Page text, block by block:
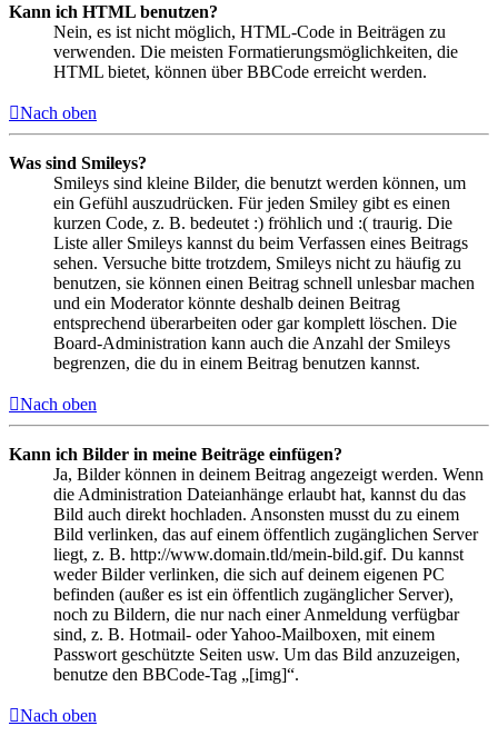
Kann ich HTML benutzen?
Nein, es ist nicht möglich, HTML-Code in Beiträgen zu
verwenden. Die meisten Formatierungsmöglichkeiten, die
HTML bietet, können über BBCode erreicht werden.
Nach oben
Was sind Smileys?
Smileys sind kleine Bilder, die benutzt werden können, um
ein Gefühl auszudrücken. Für jeden Smiley gibt es einen
kurzen Code, z. B. bedeutet :) fröhlich und :( traurig. Die
Liste aller Smileys kannst du beim Verfassen eines Beitrags
sehen. Versuche bitte trotzdem, Smileys nicht zu häufig zu
benutzen, sie können einen Beitrag schnell unlesbar machen
und ein Moderator könnte deshalb deinen Beitrag
entsprechend überarbeiten oder gar komplett löschen. Die
Board-Administration kann auch die Anzahl der Smileys
begrenzen, die du in einem Beitrag benutzen kannst.
Nach oben
Kann ich Bilder in meine Beiträge einfügen?
Ja, Bilder können in deinem Beitrag angezeigt werden. Wenn
die Administration Dateianhänge erlaubt hat, kannst du das
Bild auch direkt hochladen. Ansonsten musst du zu einem
Bild verlinken, das auf einem öffentlich zugänglichen Server
liegt, z. B. http://www.domain.tld/mein-bild.gif. Du kannst
weder Bilder verlinken, die sich auf deinem eigenen PC
befinden (außer es ist ein öffentlich zugänglicher Server),
noch zu Bildern, die nur nach einer Anmeldung verfügbar
sind, z. B. Hotmail- oder Yahoo-Mailboxen, mit einem
Passwort geschützte Seiten usw. Um das Bild anzuzeigen,
benutze den BBCode-Tag „[img]“.
Nach oben